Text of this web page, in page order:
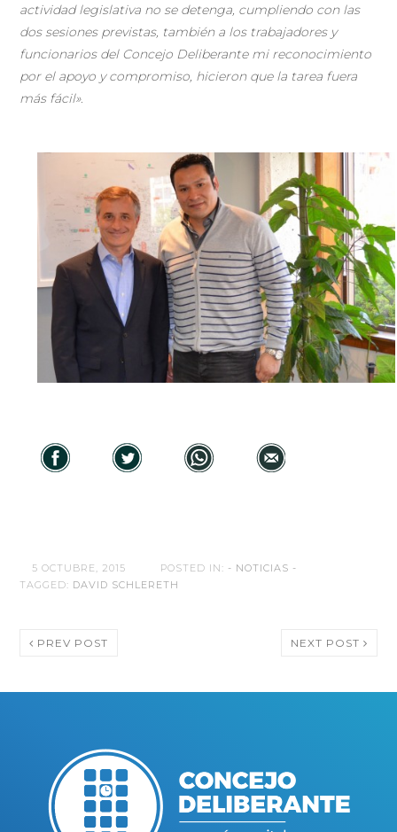
actividad legislativa no se detenga, cumpliendo con las
dos sesiones previstas, también a los trabajadores y
funcionarios del Concejo Deliberante mi reconocimiento
por el apoyo y compromiso, hicieron que la tarea fuera
más fácil».
5 OCTUBRE, 2015 POSTED IN: - NOTICIAS -
TAGGED: DAVID SCHLERETH
PREV POST NEXT POST